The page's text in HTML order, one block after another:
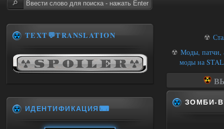
☢
☢ Моды, патчи,
моды на
ЗОМБИ-
TEXT💬TRANSLATION
ИДЕНТИФИКАЦИЯ⌨